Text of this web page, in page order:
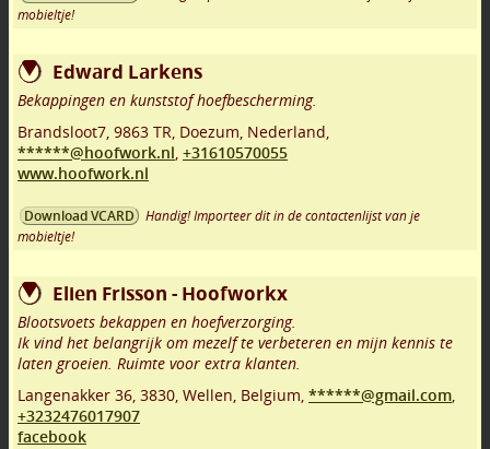
mobieltje!
Edward Larkens
Bekappingen en kunststof hoefbescherming.
Brandsloot7, 9863 TR, Doezum, Nederland,
******@hoofwork.nl, +31610570055
www.hoofwork.nl
Download VCARD
Handig! Importeer dit in de contactenlijst van je
mobieltje!
Elien Frisson - Hoofworkx
Blootsvoets bekappen en hoefverzorging.
Ik vind het belangrijk om mezelf te verbeteren en mijn kennis te
laten groeien. Ruimte voor extra klanten.
Langenakker 36, 3830, Wellen, Belgium, ******@gmail.com,
+3232476017907
facebook